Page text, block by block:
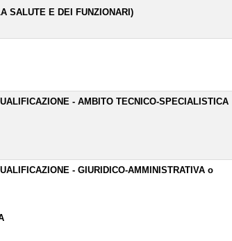
SALUTE E DEI FUNZIONARI)
- AMBITO TECNICO-SPECIALISTICA
- GIURIDICO-AMMINISTRATIVA o